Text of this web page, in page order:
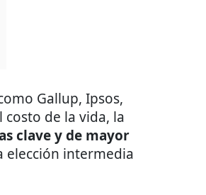
Gallup, Ipsos,
costo de la vida, la
clave y de mayor
elección intermedia